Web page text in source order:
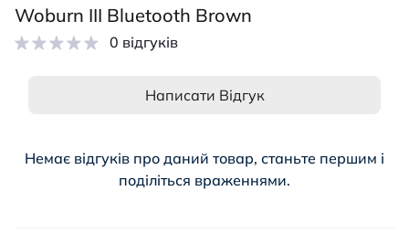
Woburn III Bluetooth Brown
0 відгуків
Написати Відгук
Немає відгуків про даний товар, станьте першим і
поділіться враженнями.